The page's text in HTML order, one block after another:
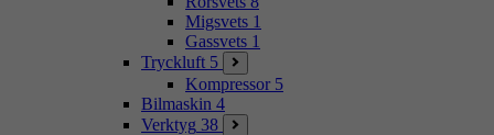
Migsvets 1
Gassvets 1
Tryckluft 5
Kompressor 5
Bilmaskin 4
Verktyg 38